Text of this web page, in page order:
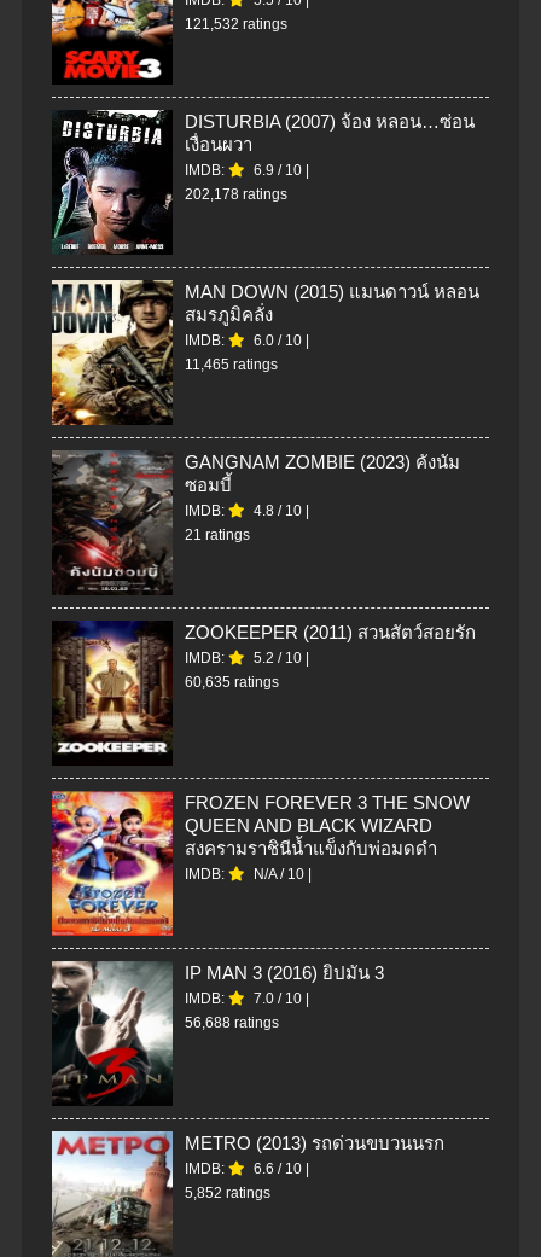
121,532 ratings
DISTURBIA (2007) จ้อง หลอน…ซ่อน
เงื่อนผวา
IMDB: 6.9 / 10
202,178 ratings
MAN DOWN (2015) แมนดาวน์ หลอน
สมรภูมิคลั่ง
IMDB: 6.0 / 10
11,465 ratings
GANGNAM ZOMBIE (2023) คังนัม
ซอมบี้
IMDB: 4.8 / 10
21 ratings
ZOOKEEPER (2011) สวนสัตว์สอยรัก
IMDB: 5.2 / 10
60,635 ratings
FROZEN FOREVER 3 THE SNOW
QUEEN AND BLACK WIZARD
สงครามราชินีน้ำแข็งกับพ่อมดดำ
IMDB: N/A/ 10
IP MAN 3 (2016) ยิปมัน 3
IMDB: 7.0 / 10
56,688 ratings
METRO (2013) รถด่วนขบวนนรก
IMDB: 6.6 / 10
5,852 ratings